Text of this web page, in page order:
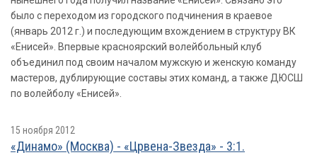
было с переходом из городского подчинения в краевое
(январь 2012 г.) и последующим вхождением в структуру ВК
«Енисей». Впервые красноярский волейбольный клуб
объединил под своим началом мужскую и женскую команду
мастеров, дублирующие составы этих команд, а также ДЮСШ
по волейболу «Енисей».
15 ноября 2012
«Динамо» (Москва) - «Црвена-Звезда» - 3:1.